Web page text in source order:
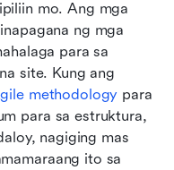
mo. Ang mga
ng mga
para sa
site. Kung ang
methodology para
para sa estruktura,
nagiging mas
ito sa